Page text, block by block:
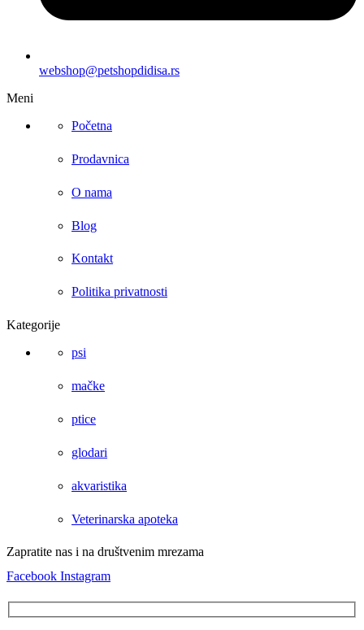
webshop@petshopdidisa.rs
Meni
Početna
Prodavnica
O nama
Blog
Kontakt
Politika privatnosti
Kategorije
psi
mačke
ptice
glodari
akvaristika
Veterinarska apoteka
Zapratite nas i na društvenim mrezama
Facebook Instagram